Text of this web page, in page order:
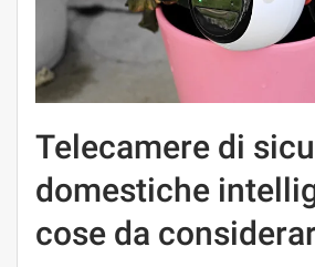
Telecamere di
domestiche
cose da